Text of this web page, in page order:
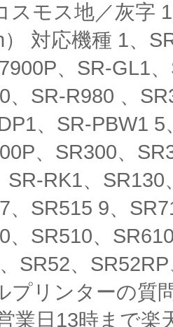
スモス地／灰字
） 対応機種 1、
、SR-GL1
、SR-R980 、
、SR-PBW1
、SR300、
SR-RK1、
、SR515 9、
、SR510、
SR52、
プリンターの質
業日13時まで楽